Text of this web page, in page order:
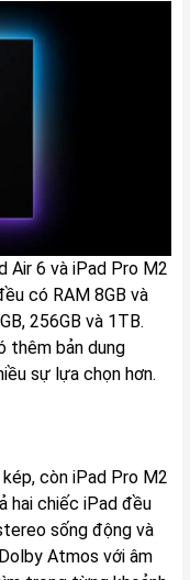
Air 6 và iPad Pro M2
có RAM 8GB và
256GB và 1TB.
thêm bản dung
sự lựa chọn hơn.
còn iPad Pro M2
hai chiếc iPad đều
sống động và
Atmos với âm